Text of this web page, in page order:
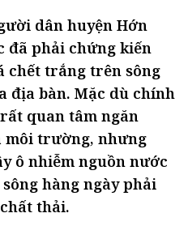
dân huyện Hớn
đã phải chứng kiến
chết trắng trên sông
địa bàn. Mặc dù chính
quan tâm ngăn
môi trường, nhưng
ô nhiễm nguồn nước
hàng ngày phải
thải.